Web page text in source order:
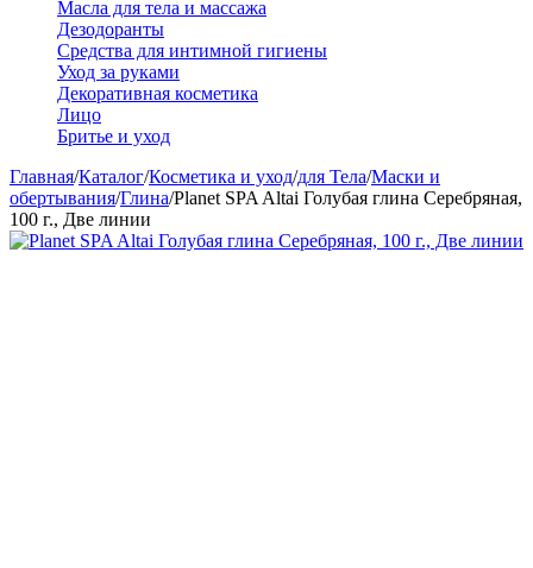
Масла для тела и массажа
Дезодоранты
Средства для интимной гигиены
Уход за руками
Декоративная косметика
Лицо
Бритье и уход
Главная/Каталог/Косметика и уход/для Тела/Маски и
обертывания/Глина/Planet SPA Altai Голубая глина Серебряная,
100 г., Две линии